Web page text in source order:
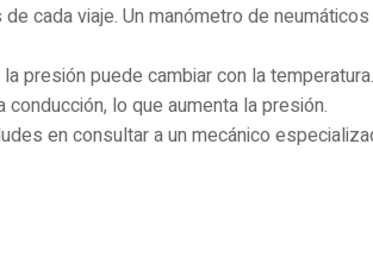
cada viaje. Un manómetro de
presión puede cambiar con la
lo que aumenta la presión.
en consultar a un mecánico